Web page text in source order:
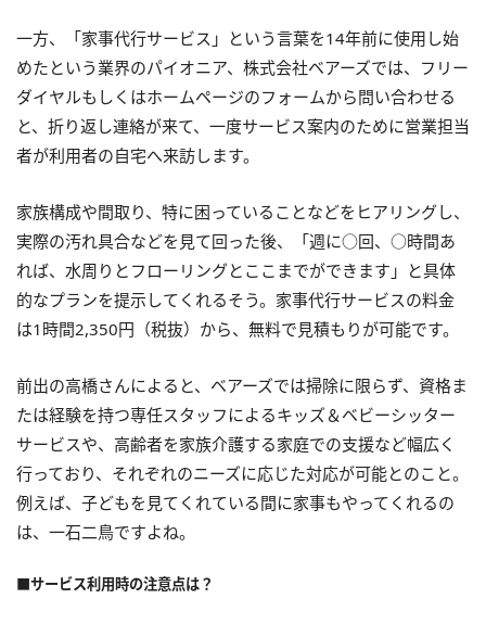
一方、「家事代行サービス」という言葉を14年前に使用し始
めたという業界のパイオニア、株式会社ベアーズでは、フリー
ダイヤルもしくはホームページのフォームから問い合わせる
と、折り返し連絡が来て、一度サービス案内のために営業担当
者が利用者の自宅へ来訪します。
家族構成や間取り、特に困っていることなどをヒアリングし、
実際の汚れ具合などを見て回った後、「週に○回、○時間あ
れば、水周りとフローリングとここまでができます」と具体
的なプランを提示してくれるそう。家事代行サービスの料金
は1時間2,350円（税抜）から、無料で見積もりが可能です。
前出の高橋さんによると、ベアーズでは掃除に限らず、資格ま
たは経験を持つ専任スタッフによるキッズ＆ベビーシッター
サービスや、高齢者を家族介護する家庭での支援など幅広く
行っており、それぞれのニーズに応じた対応が可能とのこと。
例えば、子どもを見てくれている間に家事もやってくれるの
は、一石二鳥ですよね。
■サービス利用時の注意点は？